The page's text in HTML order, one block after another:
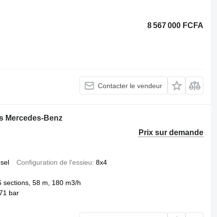
8 567 000 FCFA
Contacter le vendeur
Mercedes-Benz
Prix sur demande
Configuration de l'essieu 8x4
sections, 58 m, 180 m3/h
bar